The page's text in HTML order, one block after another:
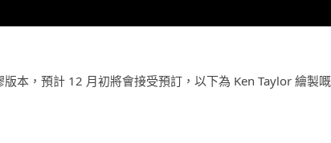
本，預計 12 月初將會接受預訂，以下為 Ken Taylor 繪製嘅